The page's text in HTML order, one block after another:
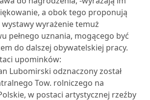
a obok tego proponują
wyrażenie temuż
pełnego uznania, mogącego być
do dalszej obywatelskiej pracy.
upominków:
Lubomirski odznaczony został
Tow. rolniczego na
w postaci artystycznej rzeźby